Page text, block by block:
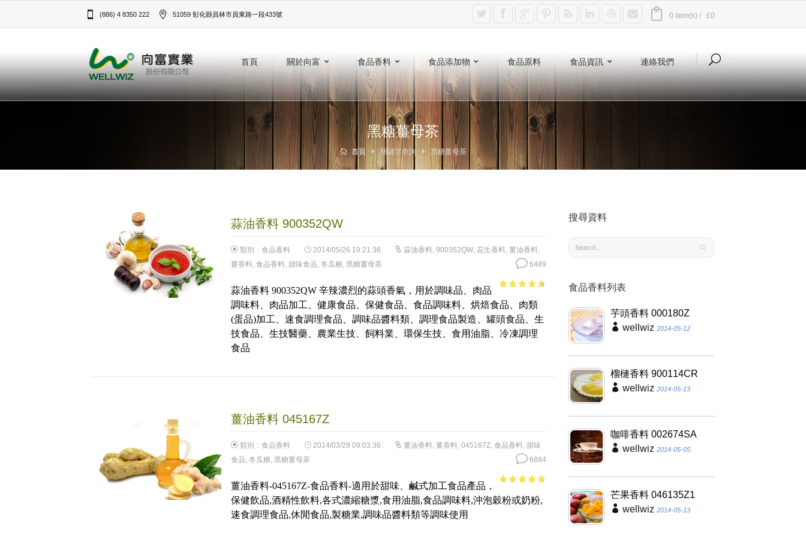
(886) 4 8350 222 51059 彰化縣員林市員東路一段433號‎ 0 item(s) / £0
首頁 關於向富 食品香料 食品添加物 食品原料 食品資訊 連絡我們
黑糖薑母茶
首頁 關鍵字查詢 黑糖薑母茶
蒜油香料 900352QW
類別： 食品香料 2014/05/26 19:21:36 蒜油香料, 900352QW, 花生香料, 薑油香料,
薑香料, 食品香料, 甜味食品, 冬瓜糖, 黑糖薑母茶 6489
of 5
蒜油香料 900352QW 辛辣濃烈的蒜頭香氣，用於調味品、肉品
調味料、肉品加工、健康食品、保健食品、食品調味料、烘焙食品、肉類
(蛋品)加工、速食調理食品、調味品醬料類、調理食品製造、罐頭食品、生
技食品、生技醫藥、農業生技、飼料業、環保生技、食用油脂、冷凍調理
食品
薑油香料 045167Z
類別： 食品香料 2014/03/29 09:03:36 薑油香料, 薑香料, 045167Z, 食品香料, 甜味
食品, 冬瓜糖, 黑糖薑母茶 6884
5
薑油香料-045167Z-食品香料-適用於甜味、鹹式加工食品產品，
保健飲品,酒精性飲料,各式濃縮糖漿,食用油脂,食品調味料,沖泡穀粉或奶粉,
速食調理食品,休閒食品,製糖業,調味品醬料類等調味使用
搜尋資料
食品香料列表
芋頭香料 000180Z
wellwiz 2014-05-12
榴槤香料 900114CR
wellwiz 2014-05-13
咖啡香料 002674SA
wellwiz 2014-05-05
芒果香料 046135Z1
wellwiz 2014-05-13